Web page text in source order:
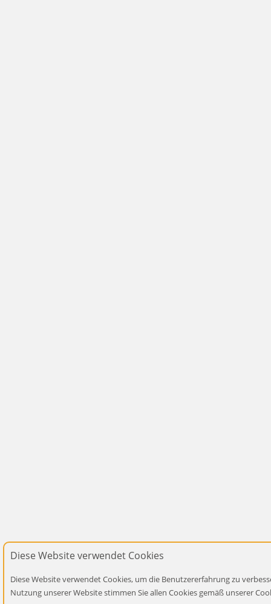
Diese Website verwendet Cookies
Diese Website verwendet Cookies, um die Benutzererfahrung zu
Nutzung unserer Website stimmen Sie allen Cookies gemäß unserer